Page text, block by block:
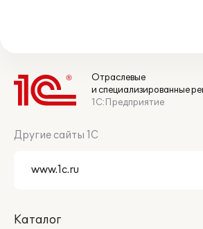
Отраслевые
и специализированные
1С:Предприятие
Другие сайты 1С
Каталог